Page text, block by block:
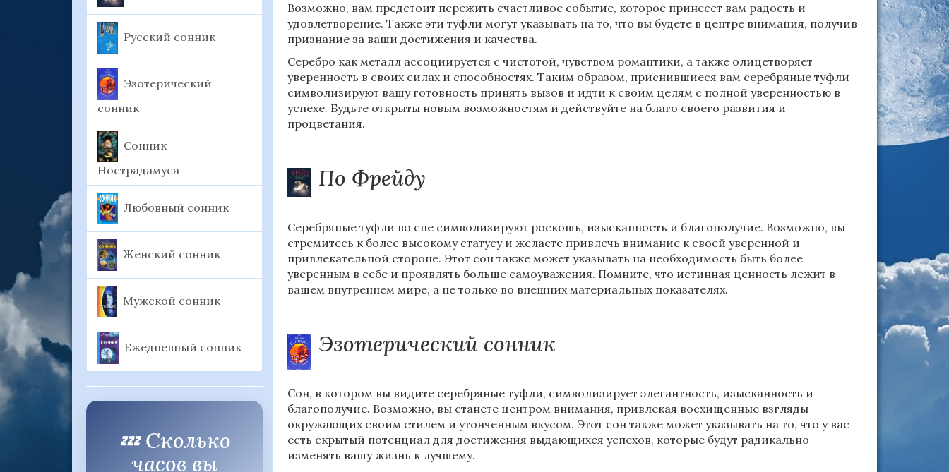
Русский сонник
Эзотерический
сонник
Сонник
Нострадамуса
Любовный сонник
Женский сонник
Мужской сонник
Ежедневный сонник
💤 Сколько
часов вы
Возможно, вам предстоит пережить счастливое событие, которое принесет вам радость и
удовлетворение. Также эти туфли могут указывать на то, что вы будете в центре внимания, получив
признание за ваши достижения и качества.
Серебро как металл ассоциируется с чистотой, чувством романтики, а также олицетворяет
уверенность в своих силах и способностях. Таким образом, приснившиеся вам серебряные туфли
символизируют вашу готовность принять вызов и идти к своим целям с полной уверенностью в
успехе. Будьте открыты новым возможностям и действуйте на благо своего развития и
процветания.
По Фрейду
Серебряные туфли во сне символизируют роскошь, изысканность и благополучие. Возможно, вы
стремитесь к более высокому статусу и желаете привлечь внимание к своей уверенной и
привлекательной стороне. Этот сон также может указывать на необходимость быть более
уверенным в себе и проявлять больше самоуважения. Помните, что истинная ценность лежит в
вашем внутреннем мире, а не только во внешних материальных показателях.
Эзотерический сонник
Сон, в котором вы видите серебряные туфли, символизирует элегантность, изысканность и
благополучие. Возможно, вы станете центром внимания, привлекая восхищенные взгляды
окружающих своим стилем и утонченным вкусом. Этот сон также может указывать на то, что у вас
есть скрытый потенциал для достижения выдающихся успехов, которые будут радикально
изменять вашу жизнь к лучшему.